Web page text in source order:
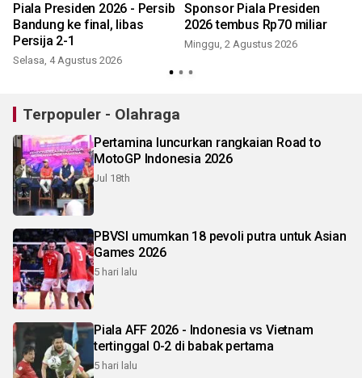
Piala Presiden 2026 - Persib
Bandung ke final, libas
Persija 2-1
Selasa, 4 Agustus 2026
Sponsor Piala Presiden
2026 tembus Rp70 miliar
Minggu, 2 Agustus 2026
Terpopuler - Olahraga
Pertamina luncurkan rangkaian Road to
MotoGP Indonesia 2026
Jul 18th
PBVSI umumkan 18 pevoli putra untuk Asian
Games 2026
5 hari lalu
Piala AFF 2026 - Indonesia vs Vietnam
tertinggal 0-2 di babak pertama
5 hari lalu